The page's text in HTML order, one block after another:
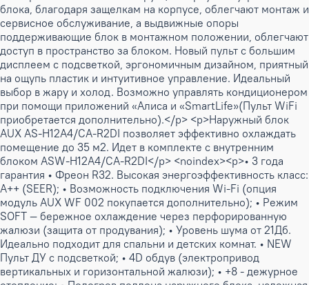
блока, благодаря защелкам на корпусе, облегчают монтаж и
сервисное обслуживание, а выдвижные опоры
поддерживающие блок в монтажном положении, облегчают
доступ в пространство за блоком. Новый пульт с большим
дисплеем с подсветкой, эргономичным дизайном, приятный
на ощупь пластик и интуитивное управление. Идеальный
выбор в жару и холод. Возможно управлять кондиционером
при помощи приложений «Алиса и «SmartLife»(Пульт WiFi
приобретается дополнительно).</p> <p>Наружный блок
AUX AS-H12A4/CA-R2DI позволяет эффективно охлаждать
помещение до 35 м2. Идет в комплекте с внутренним
блоком ASW-H12A4/CA-R2DI</p> <noindex><p>• 3 года
гарантия • Фреон R32. Высокая энергоэффективность класс:
А++ (SEER); • Возможность подключения Wi-Fi (опция
модуль AUX WF 002 покупается дополнительно); • Режим
SOFT — бережное охлаждение через перфорированную
жалюзи (защита от продувания); • Уровень шума от 21Дб.
Идеально подходит для спальни и детских комнат. • NEW
Пульт ДУ с подсветкой; • 4D обдув (электропривод
вертикальных и горизонтальной жалюзи); • +8 - дежурное